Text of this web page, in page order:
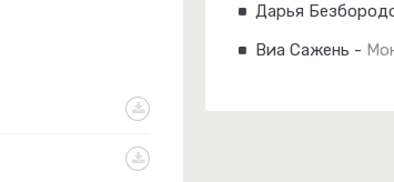
Дарья
Виа Сажень -